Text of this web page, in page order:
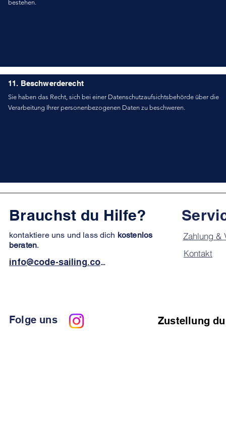
bestehen.
11. Beschwerderecht
Sie haben das Recht, sich bei einer Datenschutzaufsichtsbehörde über die
Verarbeitung Ihrer personenbezogenen Daten zu beschweren.
Brauchst du Hilfe?
kontaktiere uns und lass dich kostenlos
beraten.
info@code-sailing.com
Zahlung &
Kontakt
Folge uns Zustellung